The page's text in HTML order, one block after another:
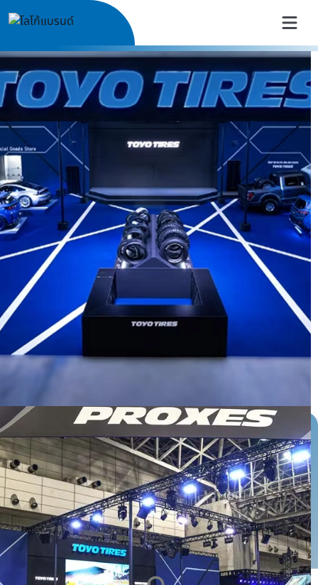
TOYO TIRES Thailand | ยา
หน้ายาง
ALL
ซีรีส์ยาง
ALL
ขนาดกะทะล้อ
ALL